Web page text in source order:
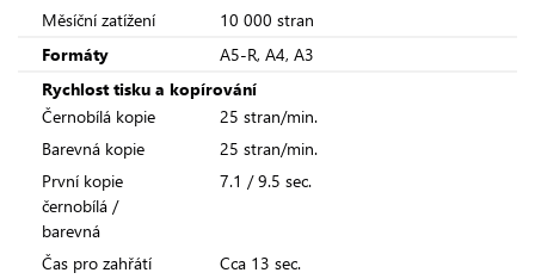
Měsíční zatížení
10 000 stran
Formáty
A5-R, A4, A3
Rychlost tisku a kopírování
Černobílá kopie
25 stran/min.
Barevná kopie
25 stran/min.
První kopie
černobílá /
barevná
7.1 / 9.5 sec.
Čas pro zahřátí
Cca 13 sec.